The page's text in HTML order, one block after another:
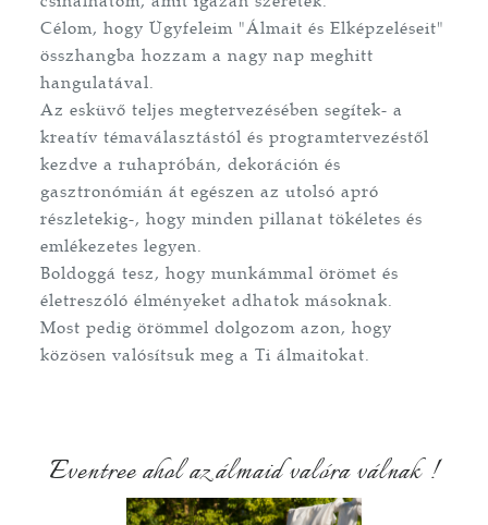
Célom, hogy Ügyfeleim "Álmait és Elképzeléseit"
összhangba hozzam a nagy nap meghitt
hangulatával.
Az esküvő teljes megtervezésében segítek- a
kreatív témaválasztástól és programtervezéstől
kezdve a ruhapróbán, dekoráción és
gasztronómián át egészen az utolsó apró
részletekig-, hogy minden pillanat tökéletes és
emlékezetes legyen.
Boldoggá tesz, hogy munkámmal örömet és
életreszóló élményeket adhatok másoknak.
Most pedig örömmel dolgozom azon, hogy
közösen valósítsuk meg a Ti álmaitokat.
Eventree ahol az álmaid valóra válnak !